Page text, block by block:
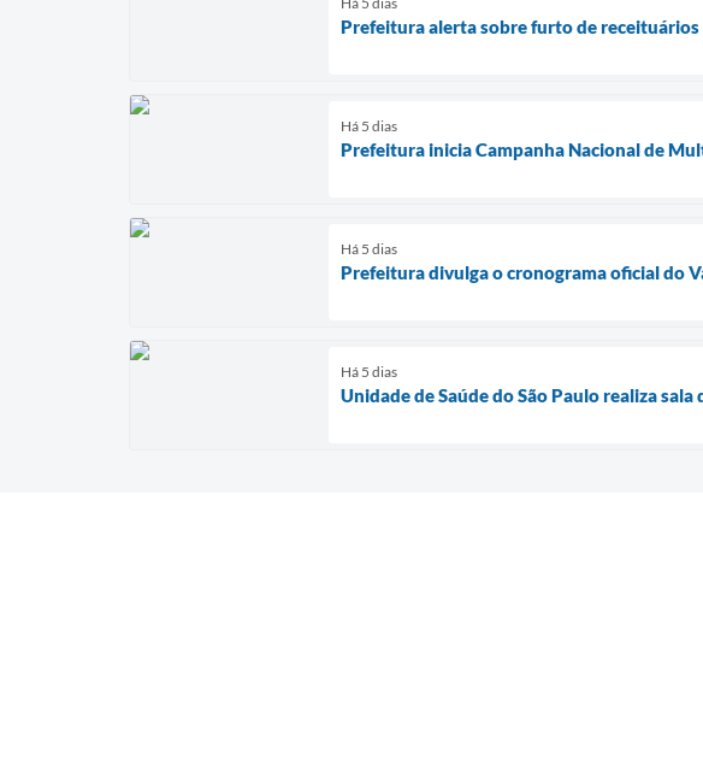
Prefeitura alerta sobre furto de receituários
Há 5 dias
Prefeitura inicia Campanha Nacional de
Há 5 dias
Prefeitura divulga o cronograma oficial do
Há 5 dias
Unidade de Saúde do São Paulo realiza